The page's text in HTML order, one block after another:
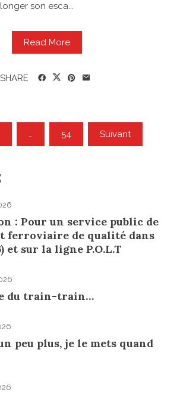
son esca...
Read More
SHARE
… 54 Suivant
: Pour un service public de
ferroviaire de qualité dans
et sur la ligne P.O.L.T
du train-train…
peu plus, je le mets quand